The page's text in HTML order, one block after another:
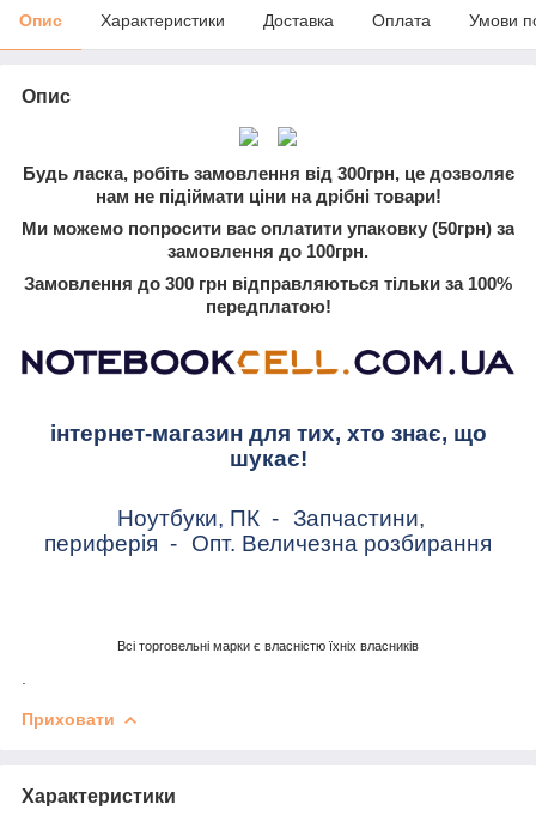
Опис Характеристики Доставка Оплата Умови
Опис
Будь ласка, робіть замовлення від 300грн, це дозволяє
нам не підіймати ціни на дрібні товари!
Ми можемо попросити вас оплатити упаковку (50грн) за
замовлення до 100грн.
Замовлення до 300 грн відправляються тільки за 100%
передплатою!
інтернет-магазин для тих, хто знає, що
шукає!
Ноутбуки, ПК - Запчастини,
периферія - Опт. Величезна розбирання
Всі торговельні марки є власністю їхніх власників
Приховати
Характеристики